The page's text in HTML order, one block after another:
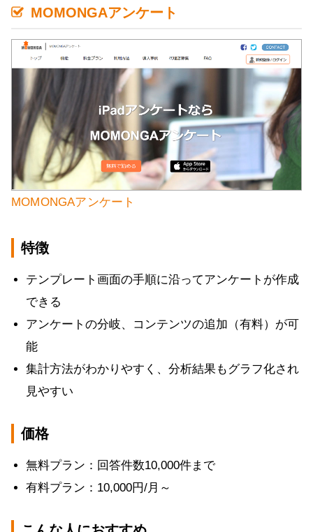
MOMONGAアンケート
MOMONGAアンケート
特徴
テンプレート画面の手順に沿ってアンケートが作成
できる
アンケートの分岐、コンテンツの追加（有料）が可
能
集計方法がわかりやすく、分析結果もグラフ化され
見やすい
価格
無料プラン：回答件数10,000件まで
有料プラン：10,000円/月～